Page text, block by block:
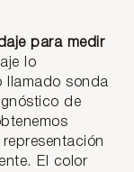
para medir
lo
llamado sonda
de
El color